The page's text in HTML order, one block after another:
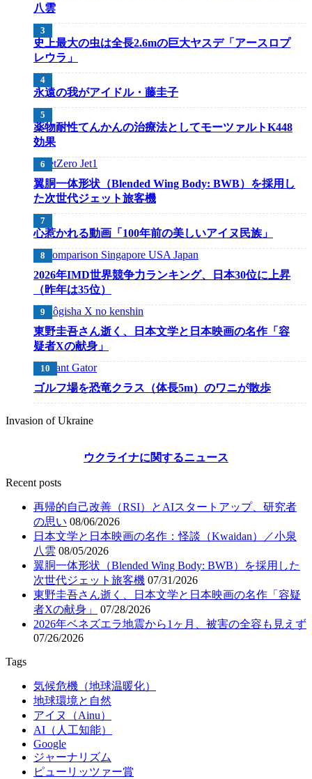
八雲
史上最大の虫は全長2.6mの巨大ヤスデ「アースロプ
レウラ」
永遠の我がアイドル・藤圭子
薬物耐性てんかんの治療法としてモーツァルトK448
効果
翼胴一体形状（Blended Wing Body: BWB）を採用し
た次世代ジェット旅客機
心惹かれる動画「100年前の美しいアイヌ民族」
2026年IMD世界競争力ランキング、日本30位に上昇
（昨年は35位）
東野圭吾さん逝く、日本文学と日本映画の名作「容
疑者Xの献身」
ゴルフ場を恐竜クラス（体長5m）のワニが散歩
Invasion of Ukraine
ウクライナに関するニュース
Recent posts
再帰的自己改善（RSI）とAIスタートアップ、研究者
の思い 08/06/2026
日本文学と日本映画の名作：怪談（Kwaidan）／小泉
八雲 08/05/2026
翼胴一体形状（Blended Wing Body: BWB）を採用した
次世代ジェット旅客機 07/31/2026
東野圭吾さん逝く、日本文学と日本映画の名作「容疑
者Xの献身」
07/28/2026
2026年ベネズエラ地震から1ヶ月、被害の全容も見えず
07/26/2026
Tags
気候危機（地球温暖化）
地球環境と自然
アイヌ（Ainu）
AI（人工知能）
Google
ジャーナリズム
ピューリッツァー賞